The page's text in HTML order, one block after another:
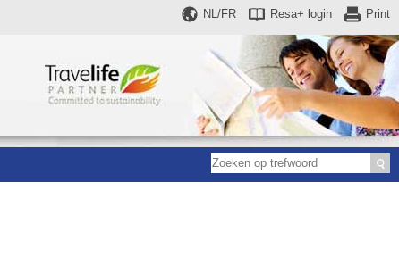
Print
Resa+ login
NL/FR